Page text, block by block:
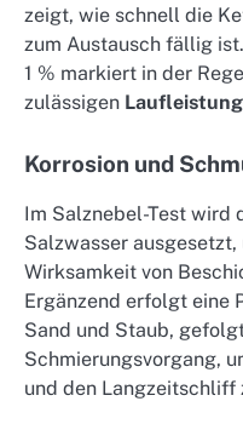
zeigt, wie schnell die
zum Austausch fällig
1 % markiert in der
zulässigen Laufleistung
Korrosion und
Im Salznebel-Test wird
Salzwasser ausgesetzt,
Wirksamkeit von
Ergänzend erfolgt eine
Sand und Staub,
Schmierungsvorgang,
und den Langzeitschliff